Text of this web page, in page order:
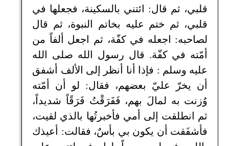
قلبي، ثم قال: ائتني بالسكينة، فجعلها في
قلبي، ثم ختم عليه بخاتم النبوة، ثم قال
لصاحبه: اجعله في كفّة، ثم اجعل ألفاً من
أمّته في كفّة. قال رسول الله صلى الله
عليه وسلم : فإذا أنا أنظر إلى الألف أشفق
أن يخرّ عليّ بعضهم، فقال: لو أن أمّته
وُزنت به لمالَ بهم، فَفَرَقْتُ فَرَقًاً شديداً،
ثم انطلقت إلى أمي فأخبرتُها بالذي لقيت،
فأشفَقت أن يكون بي بأسٌ، فقالت: أعيذك